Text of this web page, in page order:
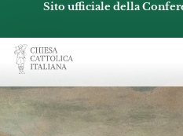
Sito ufficiale della
Chiesacattolica.it